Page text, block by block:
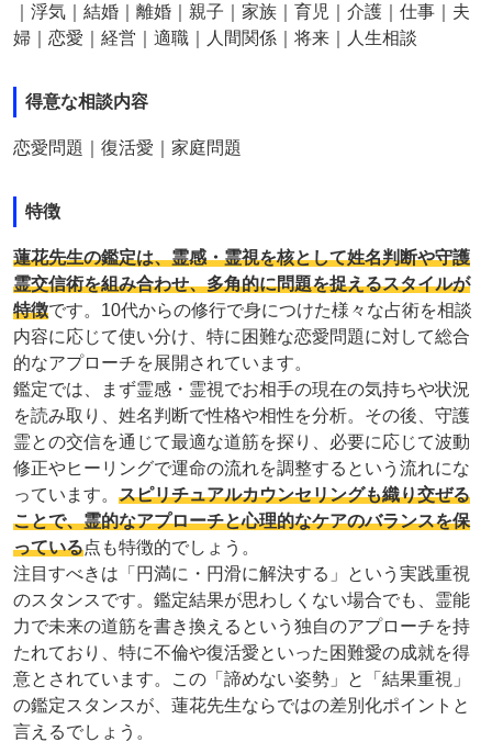
｜浮気｜結婚｜離婚｜親子｜家族｜育児｜介護｜仕事｜夫
婦｜恋愛｜経営｜適職｜人間関係｜将来｜人生相談
得意な相談内容
恋愛問題｜復活愛｜家庭問題
特徴
蓮花先生の鑑定は、霊感・霊視を核として姓名判断や守護
霊交信術を組み合わせ、多角的に問題を捉えるスタイルが
特徴です。10代からの修行で身につけた様々な占術を相談
内容に応じて使い分け、特に困難な恋愛問題に対して総合
的なアプローチを展開されています。
鑑定では、まず霊感・霊視でお相手の現在の気持ちや状況
を読み取り、姓名判断で性格や相性を分析。その後、守護
霊との交信を通じて最適な道筋を探り、必要に応じて波動
修正やヒーリングで運命の流れを調整するという流れにな
っています。 スピリチュアルカウンセリングも織り交ぜる
ことで、霊的なアプローチと心理的なケアのバランスを保
っている点も特徴的でしょう。
注目すべきは「円満に・円滑に解決する」という実践重視
のスタンスです。鑑定結果が思わしくない場合でも、霊能
力で未来の道筋を書き換えるという独自のアプローチを持
たれており、特に不倫や復活愛といった困難愛の成就を得
意とされています。この「諦めない姿勢」と「結果重視」
の鑑定スタンスが、蓮花先生ならではの差別化ポイントと
言えるでしょう。